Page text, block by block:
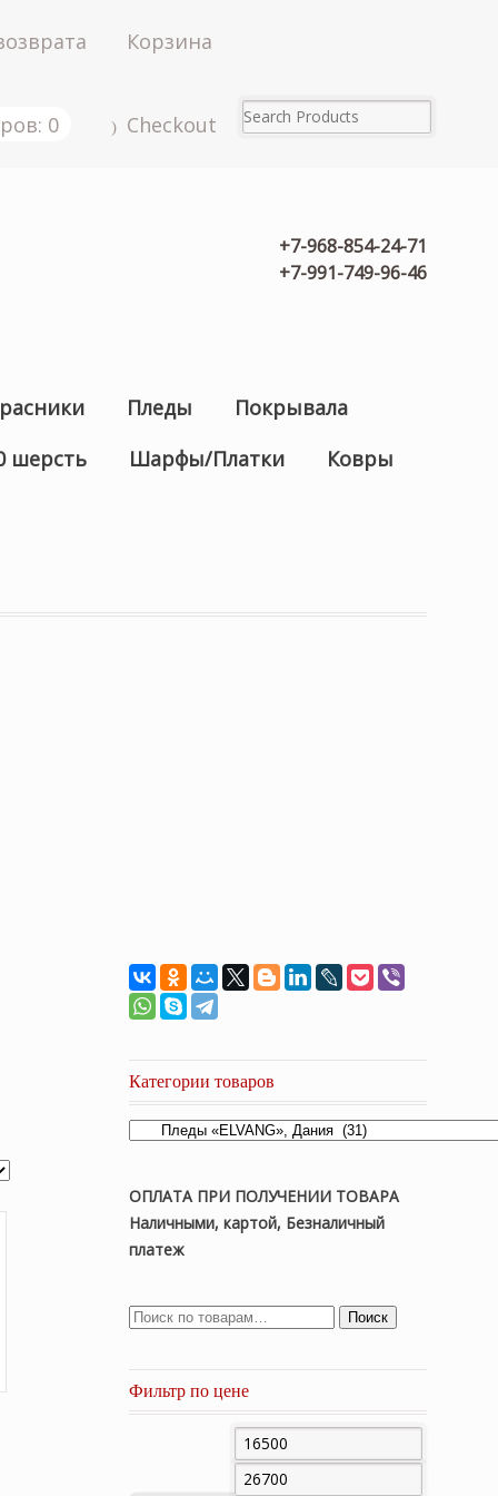
Корзина
0 Checkout
+7-968-854-24-71
+7-991-749-96-46
Пледы
Покрывала
шерсть Шарфы/Платки
Ковры
Категории товаров
ОПЛАТА ПРИ ПОЛУЧЕНИИ ТОВАРА
Наличными, картой, Безналичный
платеж
Поиск
Фильтр по цене
Минимальная
цена